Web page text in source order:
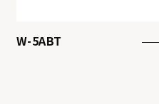
W-5ABT